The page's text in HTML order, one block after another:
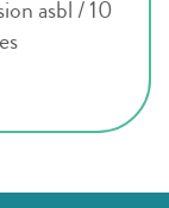
asbl / 10